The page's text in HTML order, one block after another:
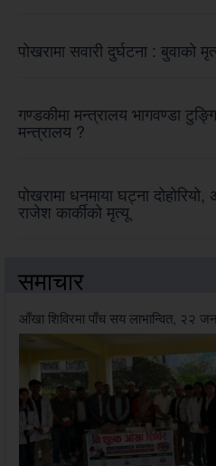
पोखरामा सवारी दुर्घटना : बुवाको
गण्डकीमा मन्त्रालय भागवण्डा
मन्त्रालय ?
पोखरामा धनमाया घट्ना
राजेश कार्कीको मृत्यू
समाचार
आँखा शिविरमा पाँच सय लाभान्वित, २२